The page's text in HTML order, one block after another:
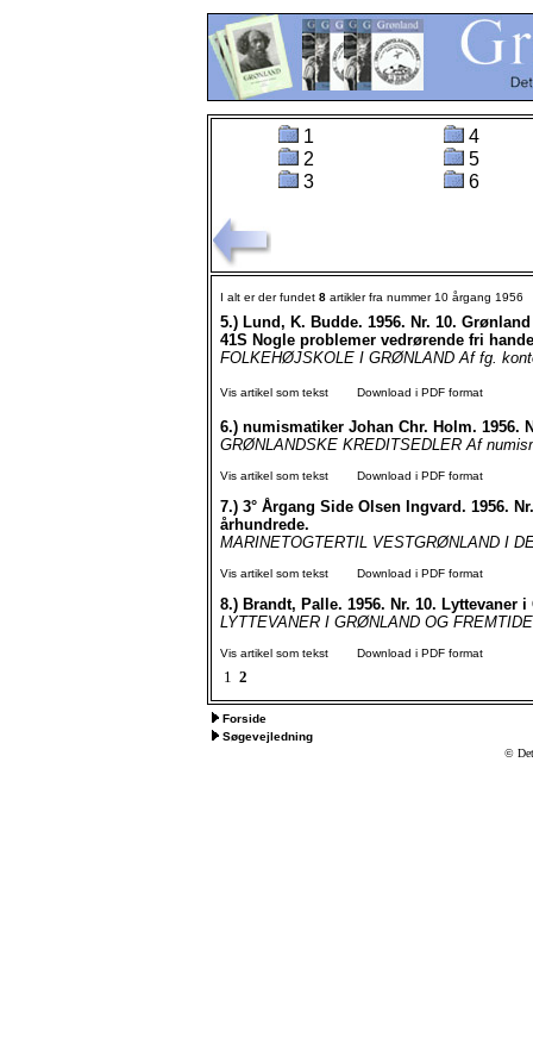
1
2
3
4
5
6
I alt er der fundet 8 artikler fra nummer 10 årgang 1956
5.) Lund, K. Budde. 1956. Nr. 10.
41S Nogle problemer vedrørende fri
FOLKEHØJSKOLE I GRØNLAND Af fg.
Vis artikel som tekst Download i PDF format
6.) numismatiker Johan Chr. Holm. 1956.
GRØNLANDSKE KREDITSEDLER Af
Vis artikel som tekst Download i PDF format
7.) 3° Årgang Side Olsen Ingvard. 1956.
århundrede.
MARINETOGTERTIL VESTGRØNLAND I
Vis artikel som tekst Download i PDF format
8.) Brandt, Palle. 1956. Nr. 10.
LYTTEVANER I GRØNLAND OG
Vis artikel som tekst Download i PDF format
1 2
Forside
Søgevejledning
© Det